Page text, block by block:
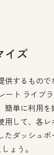
イズ
供するもので
ート ライブ
簡単に利用を
用して、各レ
たダッシュボ
ょう。